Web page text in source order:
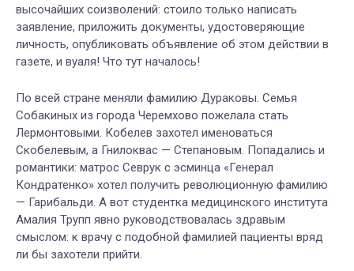
высочайших соизволений: стоило только написать
заявление, приложить документы, удостоверяющие
личность, опубликовать объявление об этом действии в
газете, и вуаля! Что тут началось!
По всей стране меняли фамилию Дураковы. Семья
Собакиных из города Черемхово пожелала стать
Лермонтовыми. Кобелев захотел именоваться
Скобелевым, а Гнилоквас — Степановым. Попадались и
романтики: матрос Севрук с эсминца «Генерал
Кондратенко» хотел получить революционную фамилию
— Гарибальди. А вот студентка медицинского института
Амалия Трупп явно руководствовалась здравым
смыслом: к врачу с подобной фамилией пациенты вряд
ли бы захотели прийти.